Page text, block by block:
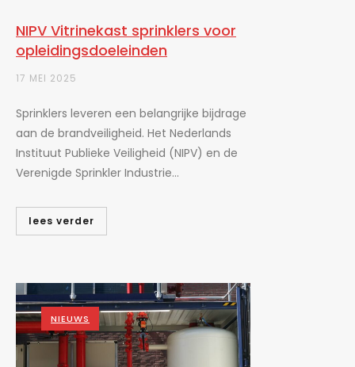
NIPV Vitrinekast sprinklers voor
opleidingsdoeleinden
17 MEI 2025
Sprinklers leveren een belangrijke bijdrage
aan de brandveiligheid. Het Nederlands
Instituut Publieke Veiligheid (NIPV) en de
Verenigde Sprinkler Industrie...
lees verder
NIEUWS